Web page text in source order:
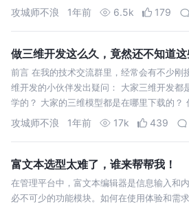
我将继续履行我的承诺，继续为大家分享干货
攻城师不浪 1年前 6.5k 179
做三维开发这么久，竟然还不知道
前言 在我的技术交流群里，经常会有不少刚
维开发的小伙伴发出疑问： 大家三维开发都
学的？ 大家的三维模型都是在哪里下载的？
GIS数据都是从哪里获取到的？数据格式在哪
攻城师不浪 1年前 17k 439
富文本选型太难了，谁来帮帮我！
在管理平台中，富文本编辑器是信息输入和
必不可少的功能模块。如何在使用体验和需